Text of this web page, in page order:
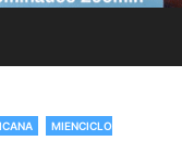
MIENCICLO